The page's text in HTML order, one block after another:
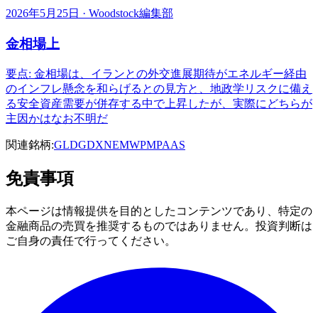
2026年5月25日 · Woodstock編集部
金相場上
要点: 金相場は、イランとの外交進展期待がエネルギー経由
のインフレ懸念を和らげるとの見方と、地政学リスクに備え
る安全資産需要が併存する中で上昇したが、実際にどちらが
主因かはなお不明だ
関連銘柄:GLDGDXNEMWPMPAAS
免責事項
本ページは情報提供を目的としたコンテンツであり、特定の
金融商品の売買を推奨するものではありません。投資判断は
ご自身の責任で行ってください。